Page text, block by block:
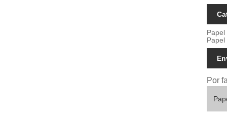
Papel
Papel
Por